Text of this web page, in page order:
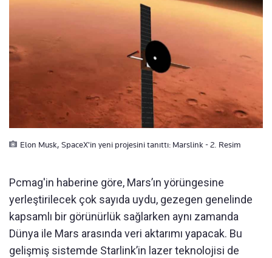
Elon Musk, SpaceX'in yeni projesini tanıttı: Marslink - 2. Resim
Pcmag'in haberine göre, Mars’ın yörüngesine
yerleştirilecek çok sayıda uydu, gezegen genelinde
kapsamlı bir görünürlük sağlarken aynı zamanda
Dünya ile Mars arasında veri aktarımı yapacak. Bu
gelişmiş sistemde Starlink’in lazer teknolojisi de